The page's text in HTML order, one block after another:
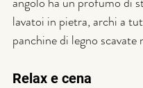
lavatoi in pietra, archi a
panchine di legno scavate
Relax e cena